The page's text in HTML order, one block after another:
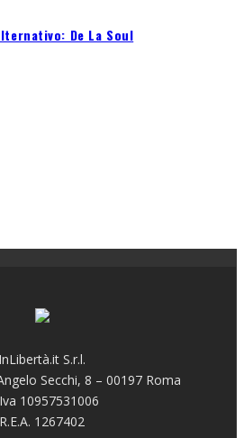
De La Soul
InLibertà.it S.r.l.
Secchi, 8 – 00197 Roma
10957531006
R.E.A. 1267402